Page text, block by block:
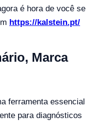
é hora de você se
https://kalstein.pt/
Marca
ferramenta essencial
para diagnósticos